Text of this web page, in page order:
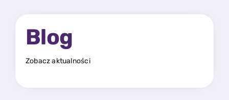
Blog
Zobacz aktualności